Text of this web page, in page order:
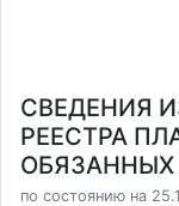
СВЕДЕНИЯ
РЕЕСТРА
ОБЯЗАННЫХ
по состоянию на